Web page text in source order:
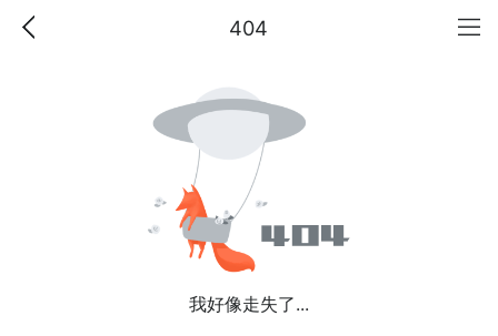
404
我好像走失了...